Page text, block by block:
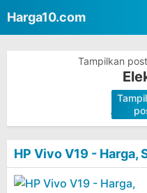
Harga10.com
Tampilkan
.
HP Vivo V19 - Harga,